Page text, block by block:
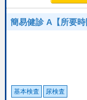
簡易健診 A【所要時
基本検査 尿検査